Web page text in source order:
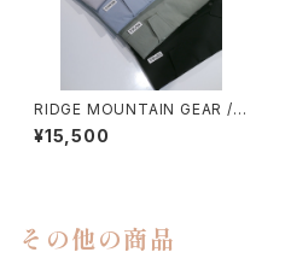
RIDGE MOUNTAIN GEAR / B
ASIC SHORT SLEEVE SHIR
T（WOMEN）
¥15,500
その他の商品